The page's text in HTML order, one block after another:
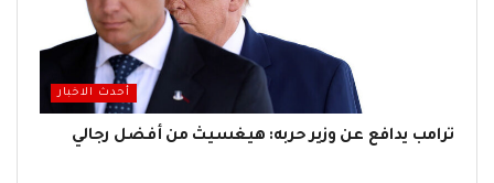
أحدث الاخبار
ترامب يدافع عن وزير حربه: هيغسيث من أفضل رجالي